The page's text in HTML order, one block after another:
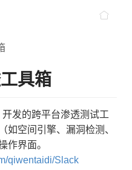
具箱
开发的跨平台渗透测试工
如空间引擎、漏洞检测、
作界面。
qiwentaidi/Slack